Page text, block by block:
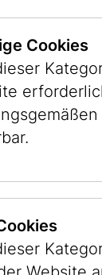
Stadt
Cookies